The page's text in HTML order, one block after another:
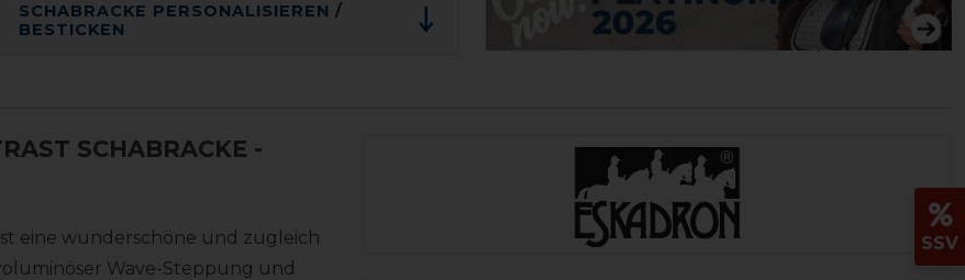
SCHABRACKE PERSONALISIEREN /
BESTICKEN
SCHABRACKE -
eine wunderschöne und zugleich
Wave-Steppung und
SSV